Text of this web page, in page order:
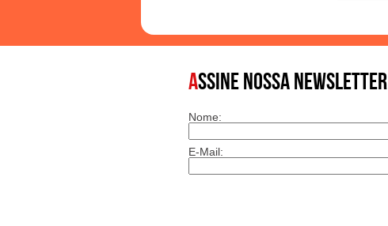
ASSINE NOSSA NEWSLETTER
Nome:
E-Mail: